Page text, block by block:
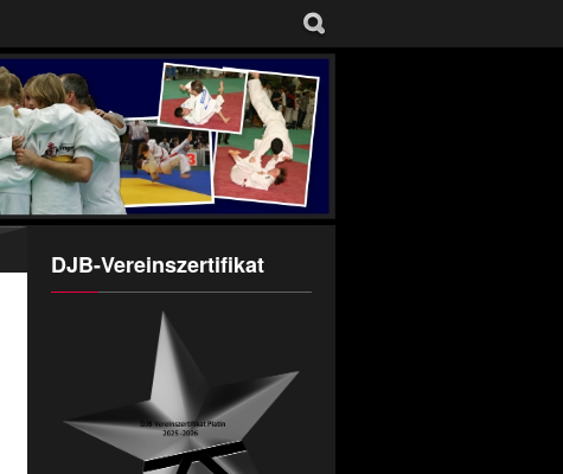
DJB-Vereinszertifikat